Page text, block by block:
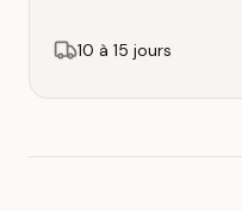
10 à 15 jours